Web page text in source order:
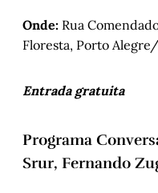
Onde: Rua
Floresta, Porto
Entrada gratuita
Programa
Srur, Fernando